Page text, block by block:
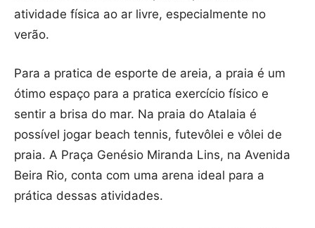
atividade física ao ar livre, especialmente no
verão.
Para a pratica de esporte de areia, a praia é um
ótimo espaço para a pratica exercício físico e
sentir a brisa do mar. Na praia do Atalaia é
possível jogar beach tennis, futevôlei e vôlei de
praia. A Praça Genésio Miranda Lins, na Avenida
Beira Rio, conta com uma arena ideal para a
prática dessas atividades.